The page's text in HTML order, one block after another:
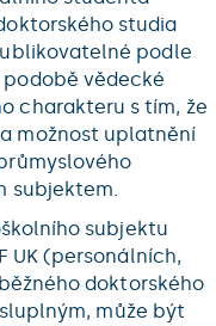
studia
podle
vědecké
charakteru s tím, že
možnost uplatnění
subjektem.
subjektu
UK (personálních,
doktorského
může být